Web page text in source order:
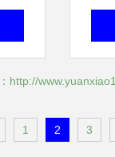
络
http://
1 2 3